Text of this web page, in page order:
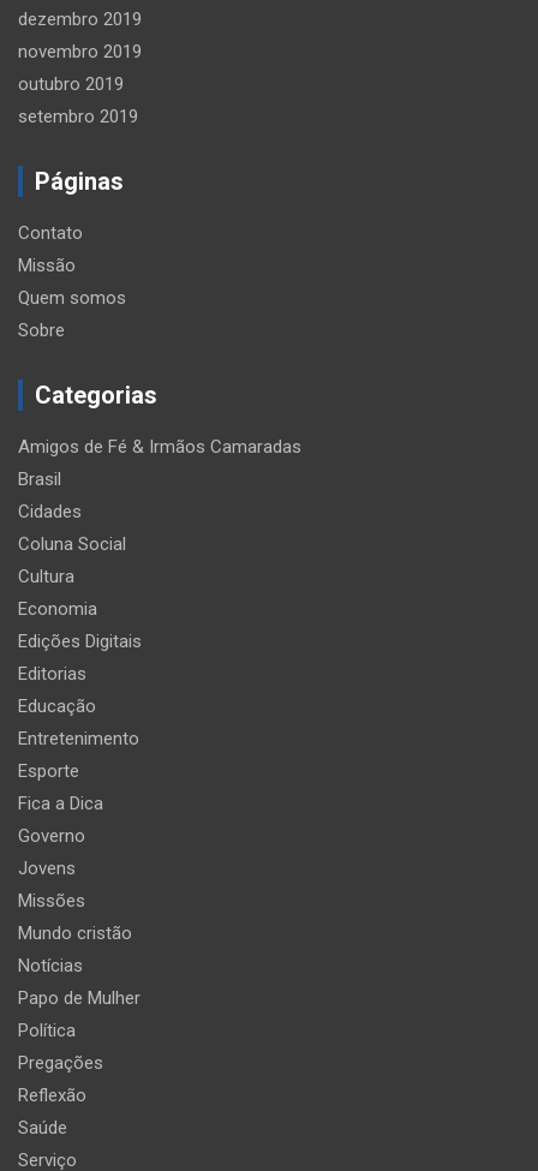
dezembro 2019
novembro 2019
outubro 2019
setembro 2019
Páginas
Contato
Missão
Quem somos
Sobre
Categorias
Amigos de Fé & Irmãos Camaradas
Brasil
Cidades
Coluna Social
Cultura
Economia
Edições Digitais
Editorias
Educação
Entretenimento
Esporte
Fica a Dica
Governo
Jovens
Missões
Mundo cristão
Notícias
Papo de Mulher
Política
Pregações
Reflexão
Saúde
Serviço